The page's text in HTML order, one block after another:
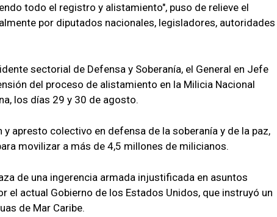
todo el registro y alistamiento", puso de relieve el
por diputados nacionales, legisladores, autoridades
sectorial de Defensa y Soberanía, el General en Jefe
del proceso de alistamiento en la Milicia Nacional
los días 29 y 30 de agosto.
apresto colectivo en defensa de la soberanía y de la paz,
movilizar a más de 4,5 millones de milicianos.
de una ingerencia armada injustificada en asuntos
el actual Gobierno de los Estados Unidos, que instruyó un
de Mar Caribe.